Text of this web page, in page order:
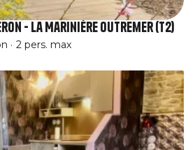
- La Marinière Outremer (T2)
2 pers. max